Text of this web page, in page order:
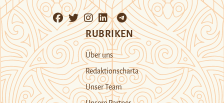
RUBRIKEN
Über uns
Redaktionscharta
Unser Team